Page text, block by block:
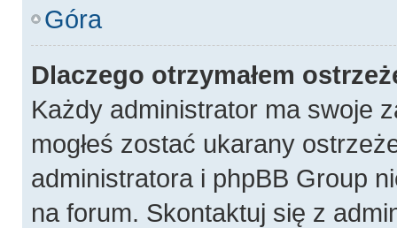
Góra
Dlaczego otrzymałem
Każdy administrator ma swoje
mogłeś zostać ukarany
administratora i phpBB Group
na forum. Skontaktuj się z